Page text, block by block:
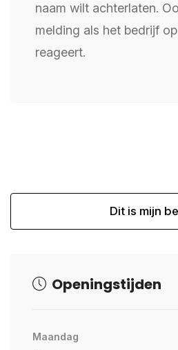
naam wilt achterlaten.
melding als het bedrijf
reageert.
Dit is mijn
Openingstijden
Maandag